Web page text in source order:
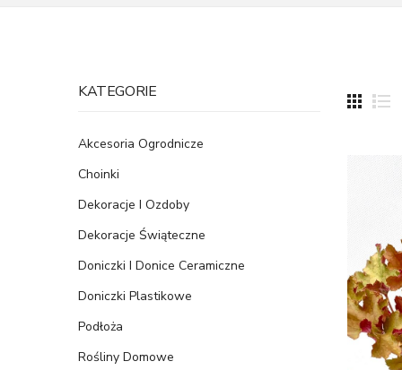
KATEGORIE
Akcesoria Ogrodnicze
Choinki
Dekoracje I Ozdoby
Dekoracje Świąteczne
Doniczki I Donice Ceramiczne
Doniczki Plastikowe
Podłoża
Rośliny Domowe